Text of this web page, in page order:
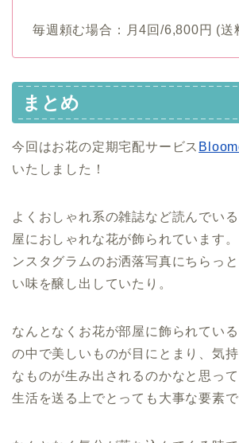
毎週頼む場合：月4回/6,800円 (送
まとめ
今回はお花の定期宅配サービス
いたしました！
よくおしゃれ系の雑誌など読んでい
屋におしゃれな花が飾られています
ンスタグラムのお洒落写真にちらっ
い味を醸し出していたり。
なんとなくお花が部屋に飾られてい
の中で美しいものが目にとまり、気
なものが生み出されるのかなと思っ
生活を送る上でとっても大事な要素で